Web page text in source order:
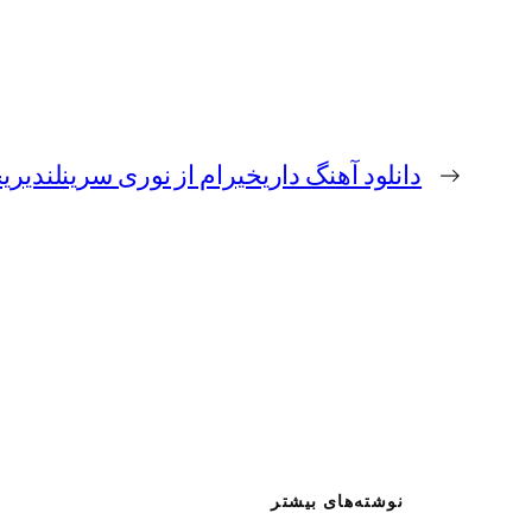
← دانلود آهنگ داریخیرام از نوری
نوشته‌های بیشتر